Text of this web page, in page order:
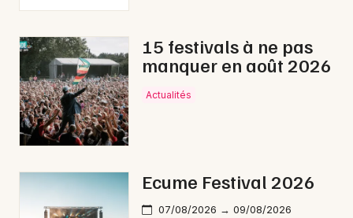
15 festivals à ne pas
manquer en août 2026
Actualités
Ecume Festival 2026
07/08/2026 → 09/08/2026